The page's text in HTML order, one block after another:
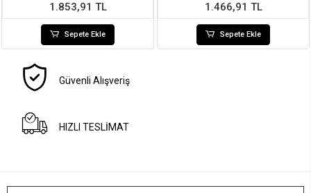
1.853,91 TL
Sepete Ekle
1.466,91 TL
Sepete Ekle
Güvenli Alışveriş
HIZLI TESLİMAT